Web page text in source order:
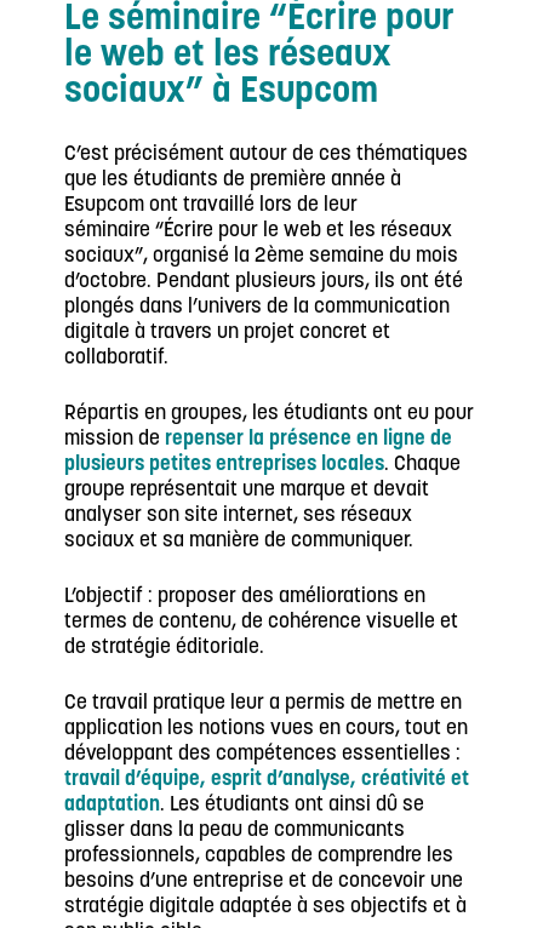
Le séminaire “Écrire pour
le web et les réseaux
sociaux” à Esupcom
C’est précisément autour de ces thématiques
que les étudiants de première année à
Esupcom ont travaillé lors de leur
séminaire “Écrire pour le web et les réseaux
sociaux”, organisé la 2ème semaine du mois
d’octobre. Pendant plusieurs jours, ils ont été
plongés dans l’univers de la communication
digitale à travers un projet concret et
collaboratif.
Répartis en groupes, les étudiants ont eu pour
mission de repenser la présence en ligne de
plusieurs petites entreprises locales. Chaque
groupe représentait une marque et devait
analyser son site internet, ses réseaux
sociaux et sa manière de communiquer.
L’objectif : proposer des améliorations en
termes de contenu, de cohérence visuelle et
de stratégie éditoriale.
Ce travail pratique leur a permis de mettre en
application les notions vues en cours, tout en
développant des compétences essentielles :
travail d’équipe, esprit d’analyse, créativité et
adaptation. Les étudiants ont ainsi dû se
glisser dans la peau de communicants
professionnels, capables de comprendre les
besoins d’une entreprise et de concevoir une
stratégie digitale adaptée à ses objectifs et à